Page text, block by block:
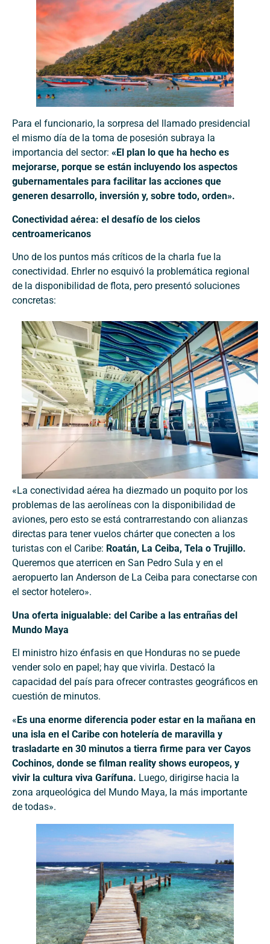
Para el funcionario, la sorpresa del llamado presidencial
el mismo día de la toma de posesión subraya la
importancia del sector: «El plan lo que ha hecho es
mejorarse, porque se están incluyendo los aspectos
gubernamentales para facilitar las acciones que
generen desarrollo, inversión y, sobre todo, orden».
Conectividad aérea: el desafío de los cielos
centroamericanos
Uno de los puntos más críticos de la charla fue la
conectividad. Ehrler no esquivó la problemática regional
de la disponibilidad de flota, pero presentó soluciones
concretas:
«La conectividad aérea ha diezmado un poquito por los
problemas de las aerolíneas con la disponibilidad de
aviones, pero esto se está contrarrestando con alianzas
directas para tener vuelos chárter que conecten a los
turistas con el Caribe: Roatán, La Ceiba, Tela o Trujillo.
Queremos que aterricen en San Pedro Sula y en el
aeropuerto Ian Anderson de La Ceiba para conectarse con
el sector hotelero».
Una oferta inigualable: del Caribe a las entrañas del
Mundo Maya
El ministro hizo énfasis en que Honduras no se puede
vender solo en papel; hay que vivirla. Destacó la
capacidad del país para ofrecer contrastes geográficos en
cuestión de minutos.
«Es una enorme diferencia poder estar en la mañana en
una isla en el Caribe con hotelería de maravilla y
trasladarte en 30 minutos a tierra firme para ver Cayos
Cochinos, donde se filman reality shows europeos, y
vivir la cultura viva Garífuna. Luego, dirigirse hacia la
zona arqueológica del Mundo Maya, la más importante
de todas».